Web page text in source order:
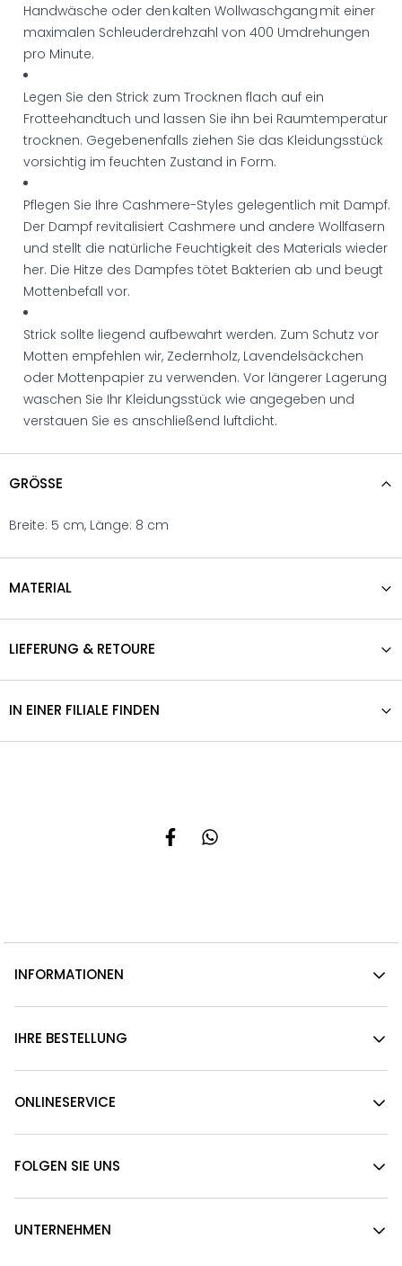
Handwäsche oder den kalten Wollwaschgang mit einer
maximalen Schleuderdrehzahl von 400 Umdrehungen
pro Minute.
Legen Sie den Strick zum Trocknen flach auf ein
Frotteehandtuch und lassen Sie ihn bei Raumtemperatur
trocknen. Gegebenenfalls ziehen Sie das Kleidungsstück
vorsichtig im feuchten Zustand in Form.
Pflegen Sie Ihre Cashmere-Styles gelegentlich mit Dampf.
Der Dampf revitalisiert Cashmere und andere Wollfasern
und stellt die natürliche Feuchtigkeit des Materials wieder
her. Die Hitze des Dampfes tötet Bakterien ab und beugt
Mottenbefall vor.
Strick sollte liegend aufbewahrt werden. Zum Schutz vor
Motten empfehlen wir, Zedernholz, Lavendelsäckchen
oder Mottenpapier zu verwenden. Vor längerer Lagerung
waschen Sie Ihr Kleidungsstück wie angegeben und
verstauen Sie es anschließend luftdicht.
GRÖSSE
Breite: 5 cm, Länge: 8 cm
MATERIAL
LIEFERUNG & RETOURE
IN EINER FILIALE FINDEN
INFORMATIONEN
IHRE BESTELLUNG
ONLINESERVICE
FOLGEN SIE UNS
UNTERNEHMEN